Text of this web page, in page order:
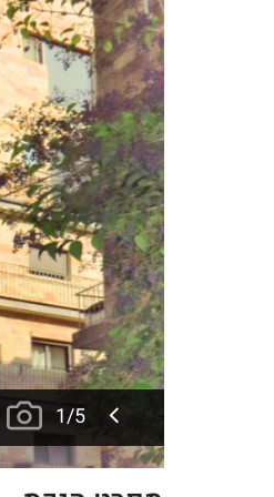
1/5